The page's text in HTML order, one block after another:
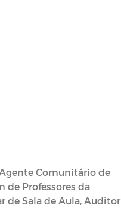
Comunitário de
de Professores da
de Sala de Aula, Auditor